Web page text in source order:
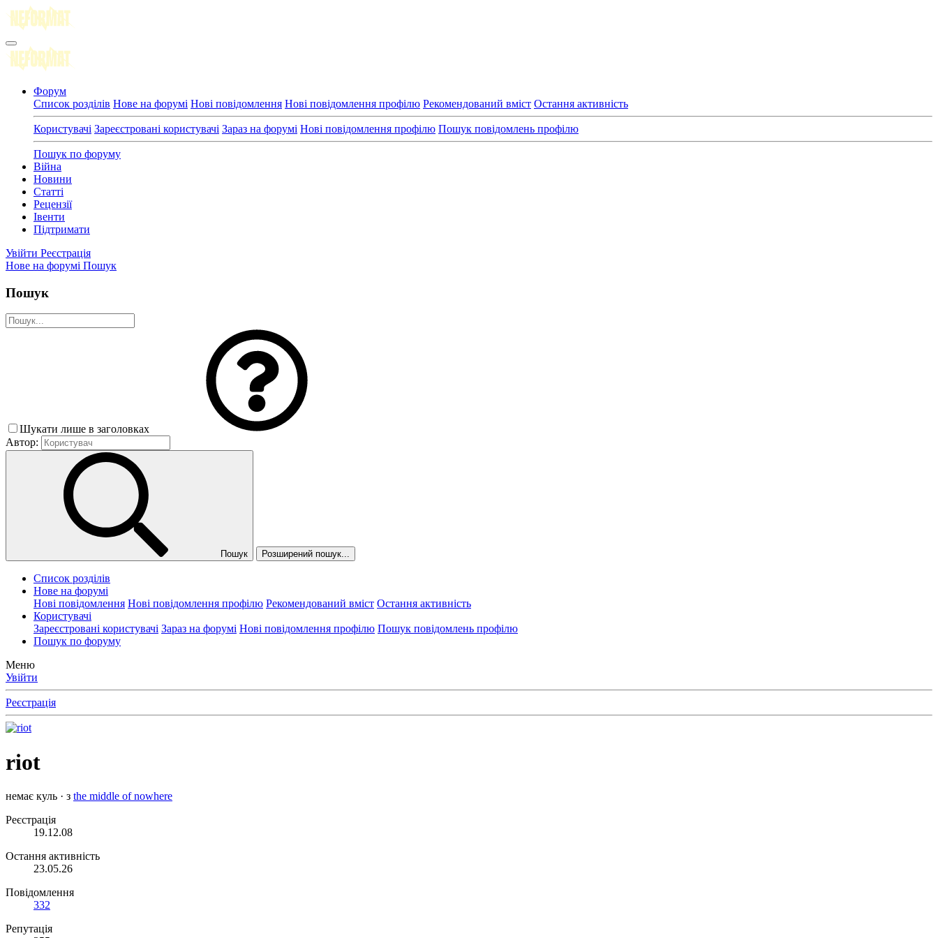
Форум
Список розділів Нове на форумі Нові повідомлення Нові повідомлення профілю Рекомендований вміст Остання активність
Користувачі Зареєстровані користувачі Зараз на форумі Нові повідомлення профілю Пошук повідомлень профілю
Пошук по форуму
Війна
Новини
Статті
Рецензії
Івенти
Підтримати
Увійти Реєстрація
Нове на форумі Пошук
Пошук
Шукати лише в заголовках
Автор:
Пошук Розширений пошук...
Список розділів
Нове на форумі
Нові повідомлення Нові повідомлення профілю Рекомендований вміст Остання активність
Користувачі
Зареєстровані користувачі Зараз на форумі Нові повідомлення профілю Пошук повідомлень профілю
Пошук по форуму
Меню
Увійти
Реєстрація
riot
немає куль · з the middle of nowhere
Реєстрація
19.12.08
Остання активність
23.05.26
Повідомлення
332
Репутація